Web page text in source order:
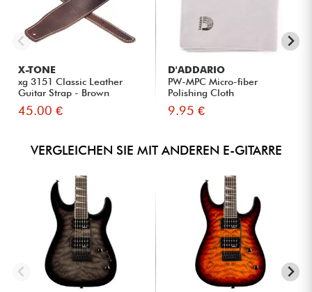
X-TONE
xg 3151 Classic Leather
Guitar Strap - Brown
45.00 €
D'ADDARIO
PW-MPC Micro-fiber
Polishing Cloth
9.95 €
VERGLEICHEN SIE MIT ANDEREN E-GITARRE